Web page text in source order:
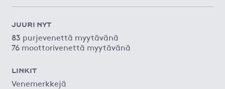
JUURI NYT
83 purjevenettä myytävänä
76 moottorivenettä myytävänä
LINKIT
Venemerkkejä